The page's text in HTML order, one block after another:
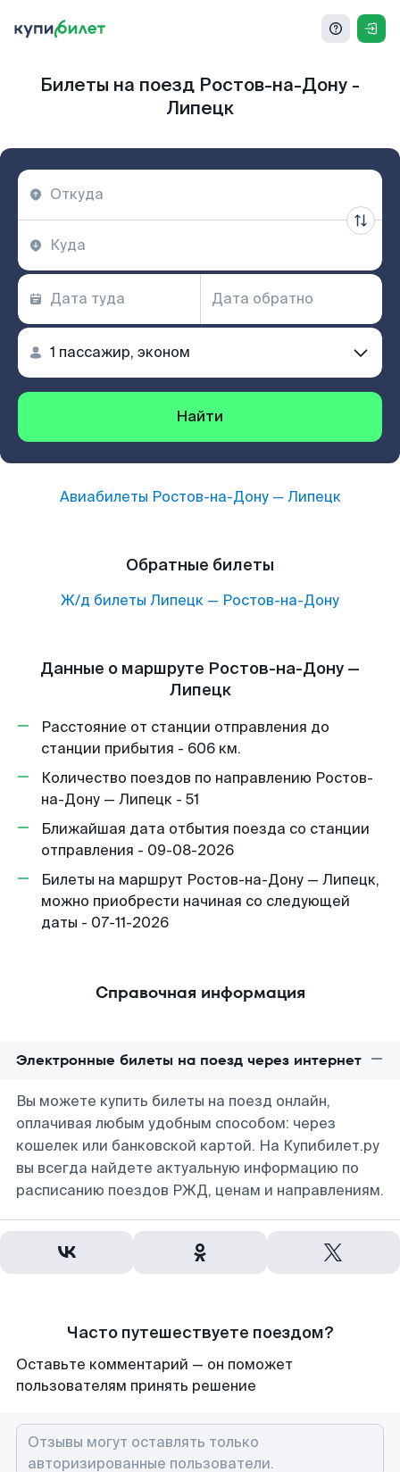
Билеты на поезд Ростов-на-Дону -
Липецк
Найти
Авиабилеты Ростов-на-Дону— Липецк
Обратные билеты
Ж/д билеты Липецк — Ростов-на-Дону
Данные о маршруте Ростов-на-Дону —
Липецк
Расстояние от станции отправления до
станции прибытия - 606 км.
Количество поездов по направлению Ростов-
на-Дону — Липецк - 51
Ближайшая дата отбытия поезда со станции
отправления - 09-08-2026
Билеты на маршрут Ростов-на-Дону — Липецк,
можно приобрести начиная со следующей
даты - 07-11-2026
Справочная информация
Электронные билеты на поезд через интернет
Вы можете купить билеты на поезд онлайн,
оплачивая любым удобным способом: через
кошелек или банковской картой. На Купибилет.ру
вы всегда найдете актуальную информацию по
расписанию поездов РЖД, ценам и направлениям.
Часто путешествуете поездом?
Оставьте комментарий — он поможет
пользователям принять решение